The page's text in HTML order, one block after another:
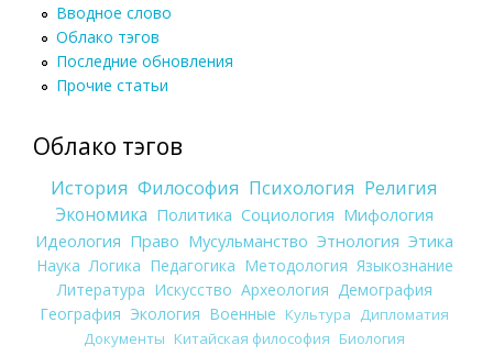
Вводное слово
Облако тэгов
Последние обновления
Прочие статьи
Облако тэгов
История Философия Психология Религия
Экономика Политика Социология Мифология
Идеология Право Мусульманство Этнология Этика
Наука Логика Педагогика Методология Языкознание
Литература Искусство Археология Демография
География Экология Военные Культура
Дипломатия
Документы Китайская философия Биология